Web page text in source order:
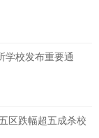
学校发布重要通
区跌幅超五成杀校